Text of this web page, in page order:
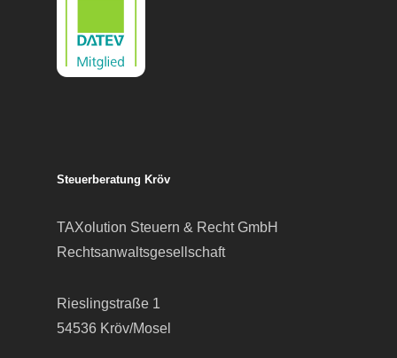
Steuerberatung Kröv
TAXolution Steuern & Recht GmbH
Rechtsanwaltsgesellschaft
Rieslingstraße 1
54536 Kröv/Mosel